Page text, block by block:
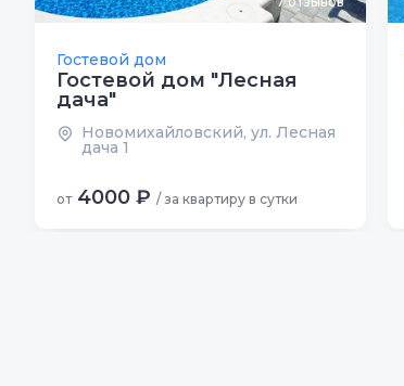
Гостевой дом
Гостевой дом "Лесная
дача"
Новомихайловский, ул. Лесная
дача 1
от 4000 ₽ / за квартиру в сутки